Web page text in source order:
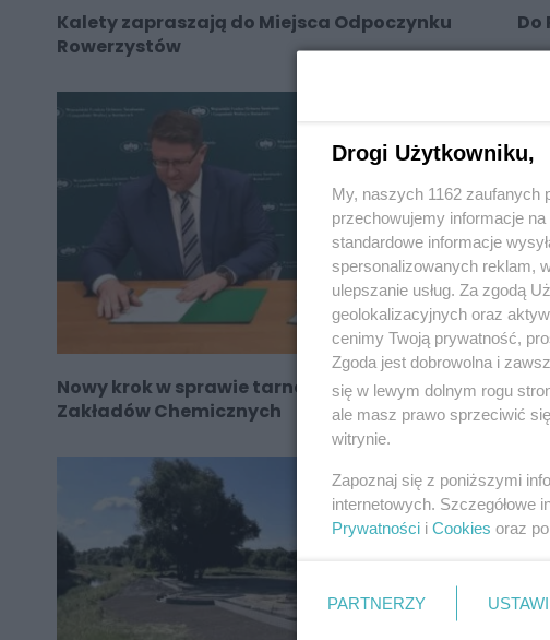
Kalety zapraszają do Miejsca Odpoczynku
Rowerzystów
Do
Nowy krok w sprawie tarnogórskich
Zakładów Chemicznych
Drogi Użytkowniku,
My, naszych 1162 zaufanych
przechowujemy informacje
standardowe informacje
spersonalizowanych reklam,
ulepszanie usług. Za zgodą
geolokalizacyjnych oraz
cenimy Twoją prywatność,
Zgoda jest dobrowolna i
się w lewym dolnym rogu
ale masz prawo sprzeciwić
witrynie.
Zapoznaj się z poniższymi
internetowych. Szczegółowe
Prywatności i Cookies oraz
PARTNERZY